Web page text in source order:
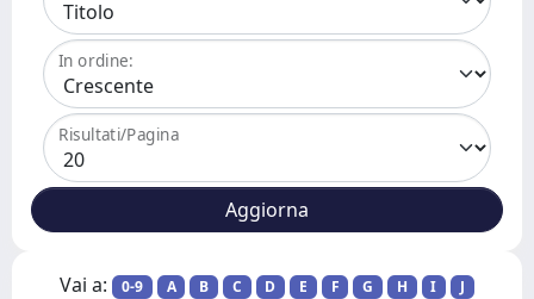
In ordine:
Risultati/Pagina
Vai a: 0-9 A B C D E F G H I
J